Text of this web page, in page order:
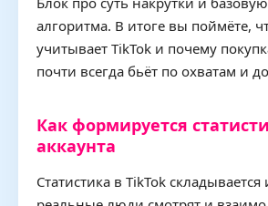
алгоритма. В итоге вы поймёте,
учитывает TikTok и почему
почти всегда бьёт по охватам и
Как формируется
аккаунта
Статистика в TikTok складывается